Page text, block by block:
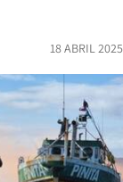
18 ABRIL 2025